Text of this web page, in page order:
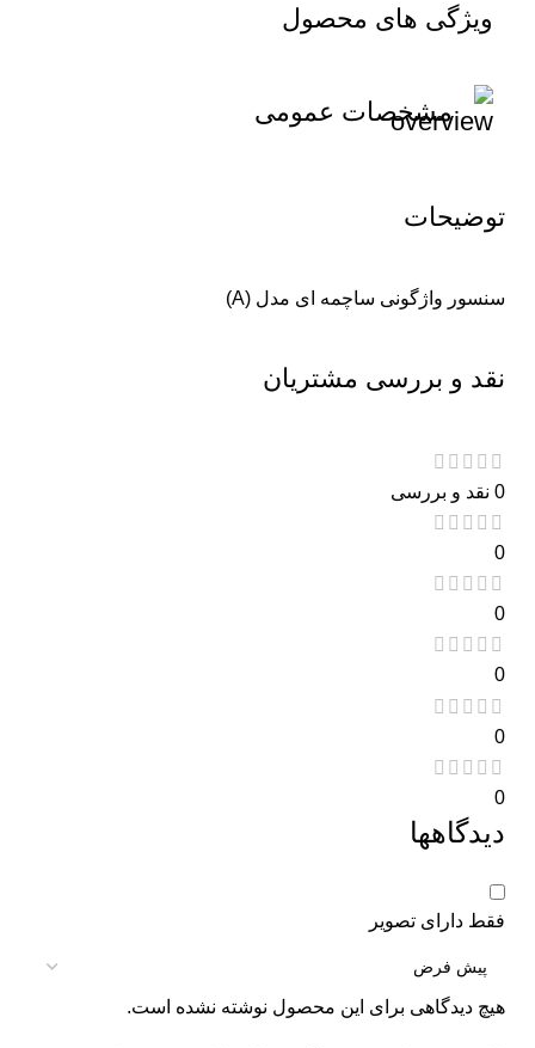
توضیحات
سنسور واژگونی ساچمه ای مدل (A)
ویژگی های محصول
مشخصات عمومی
نقد و بررسی مشتریان
0 نقد و بررسی
0
0
0
0
0
دیدگاهها
فقط دارای تصویر
هیچ دیدگاهی برای این محصول نوشته نشده است.